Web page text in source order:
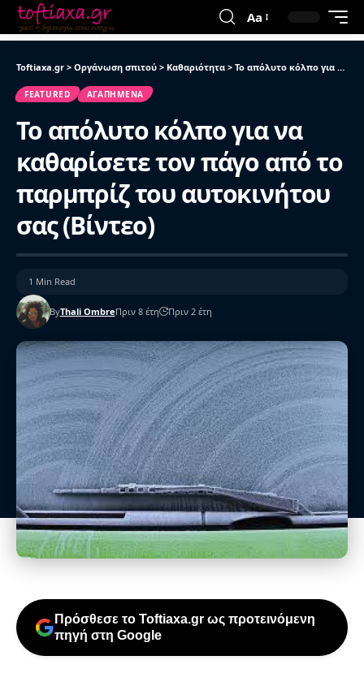
Aa
Toftiaxa.gr > Οργάνωση σπιτού > Καθαριότητα > Το απόλυτο κόλπο για να καθαρίσετε τον πάγο από το παρμπρίζ του αυτοκινήτου σας (Βίντεο)
FEATURED ΑΓΑΠΗΜΈΝΑ
Το απόλυτο κόλπο για να
καθαρίσετε τον πάγο από το
παρμπρίζ του αυτοκινήτου
σας (Βίντεο)
ByThali OmbreΠριν 8 έτη Πριν 2 έτη
1 Min Read
Πρόσθεσε το Toftiaxa.gr ως προτεινόμενη
πηγή στη Google